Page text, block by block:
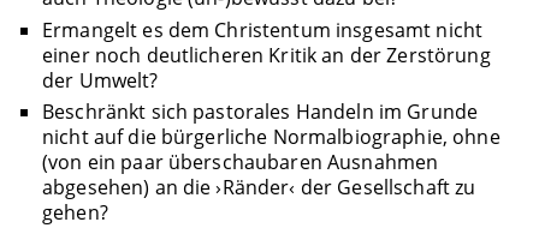
Ermangelt es dem Christentum insgesamt nicht
einer noch deutlicheren Kritik an der Zerstörung
der Umwelt?
Beschränkt sich pastorales Handeln im Grunde
nicht auf die bürgerliche Normalbiographie, ohne
(von ein paar überschaubaren Ausnahmen
abgesehen) an die ›Ränder‹ der Gesellschaft zu
gehen?